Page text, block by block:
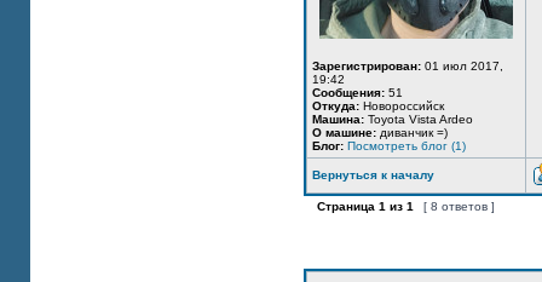
Зарегистрирован: 01 июл 2017,
19:42
Сообщения: 51
Откуда: Новороссийск
Машина: Toyota Vista Ardeo
О машине: диванчик =)
Блог: Посмотреть блог (1)
Вернуться к началу
Страница 1 из 1 [ 8 ответов ]